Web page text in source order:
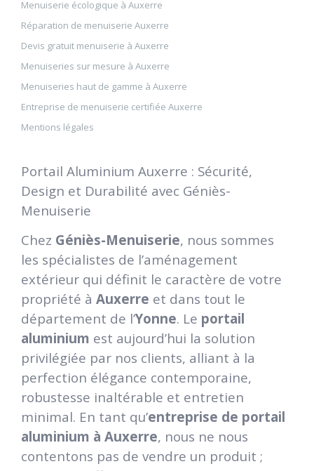
Menuiserie écologique à Auxerre
Réparation de menuiserie Auxerre
Devis gratuit menuiserie à Auxerre
Menuiseries sur mesure à Auxerre
Menuiseries haut de gamme à Auxerre
Entreprise de menuiserie certifiée Auxerre
Mentions légales
Portail Aluminium Auxerre : Sécurité,
Design et Durabilité avec Géniès-
Menuiserie
Chez Géniès-Menuiserie, nous sommes
les spécialistes de l’aménagement
extérieur qui définit le caractère de votre
propriété à Auxerre et dans tout le
département de l’Yonne. Le portail
aluminium est aujourd’hui la solution
privilégiée par nos clients, alliant à la
perfection élégance contemporaine,
robustesse inaltérable et entretien
minimal. En tant qu’entreprise de portail
aluminium à Auxerre, nous ne nous
contentons pas de vendre un produit ;